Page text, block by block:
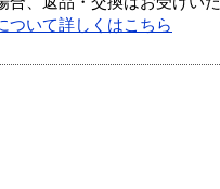
ついて詳しくはこちら